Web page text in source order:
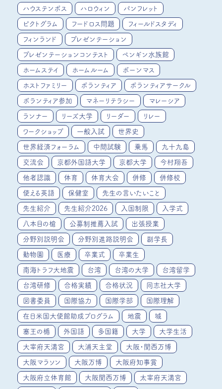
ハウステンボス ハロウィン パンフレット
ピクトグラム フードロス問題 フィールドスタディ
フィンランド プレゼンテーション
プレゼンテーションコンテスト ペンギン水族館
ホームステイ ホームルーム ボーンマス
ホストファミリー ボランティア ボランティアサークル
ボランティア参加 マネーリテラシー マレーシア
ランナー リーズ大学 リーダー リレー
ワークショップ 一般入試 世界史
世界経済フォーラム 中間試験 乗馬 九十九島
交流会 京都外国語大学 京都大学 今村翔吾
他者認識 体育 体育大会 併修 併修校
使える英語 保健室 先生の言いたいこと
先生紹介 先生紹介2026 入国制限 入学式
八本目の槍 公募制推薦入試 出張授業
分野別説明会 分野別進路説明会 副学長
動物園 医療 卒業式 卒業生
南海トラフ大地震 台湾 台湾の大学 台湾留学
台湾研修 合格実績 合格状況 同志社大学
図書委員 国際協力 国際学部 国際理解
在日米国大使館助成プログラム 地震 城
塞王の楯 外国語 多国籍 大学 大学生活
大宰府天満宮 大浦天主堂 大阪・関西万博
大阪マラソン 大阪万博 大阪府知事賞
大阪府立体育館 大阪関西万博 太宰府天満宮